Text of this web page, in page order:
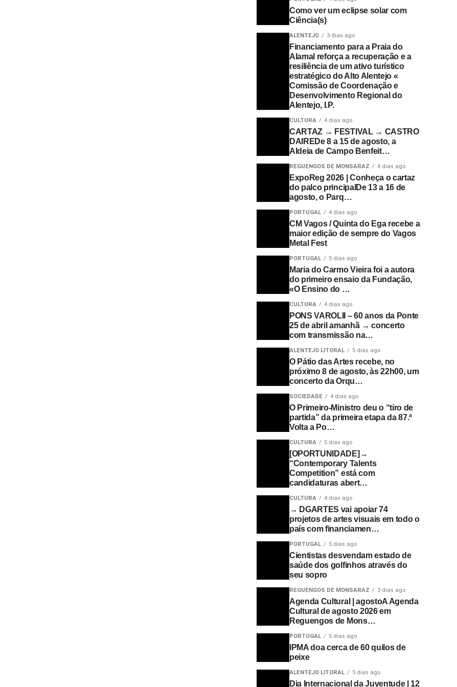
Como ver um eclipse solar com
Ciência(s)
ALENTEJO 3 dias ago
Financiamento para a Praia do
Alamal reforça a recuperação e a
resiliência de um ativo turístico
estratégico do Alto Alentejo «
Comissão de Coordenação e
Desenvolvimento Regional do
Alentejo, I.P.
CULTURA 4 dias ago
CARTAZ → FESTIVAL → CASTRO
DAIREDe 8 a 15 de agosto, a
Aldeia de Campo Benfeit…
REGUENGOS DE MONSARAZ 4 dias ago
ExpoReg 2026 | Conheça o cartaz
do palco principalDe 13 a 16 de
agosto, o Parq…
PORTUGAL 4 dias ago
CM Vagos / Quinta do Ega recebe a
maior edição de sempre do Vagos
Metal Fest
PORTUGAL 5 dias ago
Maria do Carmo Vieira foi a autora
do primeiro ensaio da Fundação,
«O Ensino do …
CULTURA 4 dias ago
PONS VAROLII – 60 anos da Ponte
25 de abril amanhã → concerto
com transmissão na…
ALENTEJO LITORAL 5 dias ago
O Pátio das Artes recebe, no
próximo 8 de agosto, às 22h00, um
concerto da Orqu…
SOCIEDADE 4 dias ago
O Primeiro-Ministro deu o “tiro de
partida” da primeira etapa da 87.ª
Volta a Po…
CULTURA 5 dias ago
[OPORTUNIDADE]→
“Contemporary Talents
Competition” está com
candidaturas abert…
CULTURA 4 dias ago
→ DGARTES vai apoiar 74
projetos de artes visuais em todo o
país com financiamen…
PORTUGAL 5 dias ago
Cientistas desvendam estado de
saúde dos golfinhos através do
seu sopro
REGUENGOS DE MONSARAZ 3 dias ago
Agenda Cultural | agostoA Agenda
Cultural de agosto 2026 em
Reguengos de Mons…
PORTUGAL 5 dias ago
IPMA doa cerca de 60 quilos de
peixe
ALENTEJO LITORAL 5 dias ago
Dia Internacional da Juventude | 12